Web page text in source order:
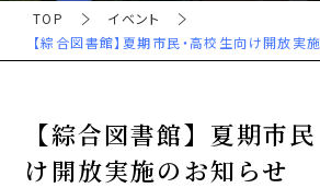
TOP
イベント
【綜合図書館】夏期市民・高校生向け開放実
【綜合図書館】夏期市
け開放実施のお知らせ